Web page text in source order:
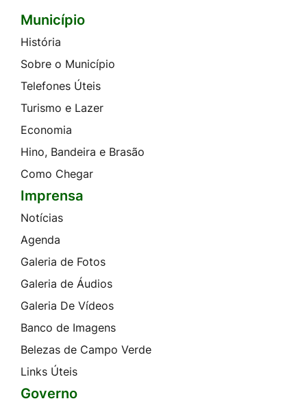
Seção do Rodapé e Contato
Município
História
Sobre o Município
Telefones Úteis
Turismo e Lazer
Economia
Hino, Bandeira e Brasão
Como Chegar
Imprensa
Notícias
Agenda
Galeria de Fotos
Galeria de Áudios
Galeria De Vídeos
Banco de Imagens
Belezas de Campo Verde
Links Úteis
Governo